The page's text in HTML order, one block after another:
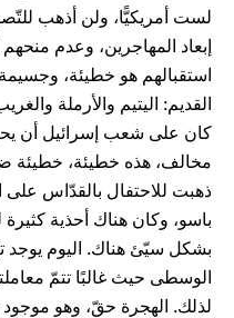
لست أمريكيًّا، ولن أذهب
إبعاد المهاجرين، وعدم
استقبالهم هو خطيئة،
القديم: اليتيم والأرملة
كان على شعب إسرائيل أن
مخالف، هذه خطيئة، خطيئة
ذهبت للاحتفال بالقدّاس على
باسو، وكان هناك أحذية كثيرة
بشكل سيّئ هناك. اليوم يوجد
الوسطى حيث غالبًا تتمّ
لذلك. الهجرة حقّ، وهو